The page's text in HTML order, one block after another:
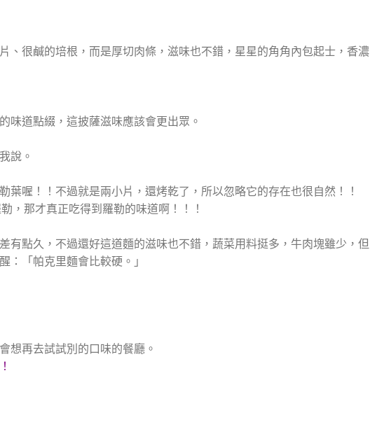
、很鹹的培根，而是厚切肉條，滋味也不錯，星星的角角內包起士，香濃
味道點綴，這披薩滋味應該會更出眾。
說。
喔！！不過就是兩小片，還烤乾了，所以忽略它的存在也很自然！！
，那才真正吃得到羅勒的味道啊！！！
有點久，不過還好這道麵的滋味也不錯，蔬菜用料挺多，牛肉塊雖少，但
：「帕克里麵會比較硬。」
想再去試試別的口味的餐廳。